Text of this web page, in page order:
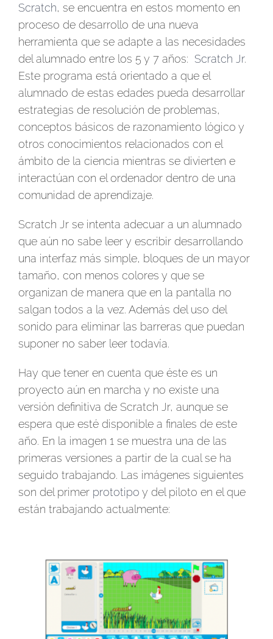
Scratch, se encuentra en estos momento en
proceso de desarrollo de una nueva
herramienta que se adapte a las necesidades
del alumnado entre los 5 y 7 años: Scratch Jr.
Este programa está orientado a que el
alumnado de estas edades pueda desarrollar
estrategias de resolución de problemas,
conceptos básicos de razonamiento lógico y
otros conocimientos relacionados con el
ámbito de la ciencia mientras se divierten e
interactúan con el ordenador dentro de una
comunidad de aprendizaje.
Scratch Jr se intenta adecuar a un alumnado
que aún no sabe leer y escribir desarrollando
una interfaz más simple, bloques de un mayor
tamaño, con menos colores y que se
organizan de manera que en la pantalla no
salgan todos a la vez. Además del uso del
sonido para eliminar las barreras que puedan
suponer no saber leer todavía.
Hay que tener en cuenta que éste es un
proyecto aún en marcha y no existe una
versión definitiva de Scratch Jr, aunque se
espera que esté disponible a finales de este
año. En la imagen 1 se muestra una de las
primeras versiones a partir de la cual se ha
seguido trabajando. Las imágenes siguientes
son del primer prototipo y del piloto en el que
están trabajando actualmente: